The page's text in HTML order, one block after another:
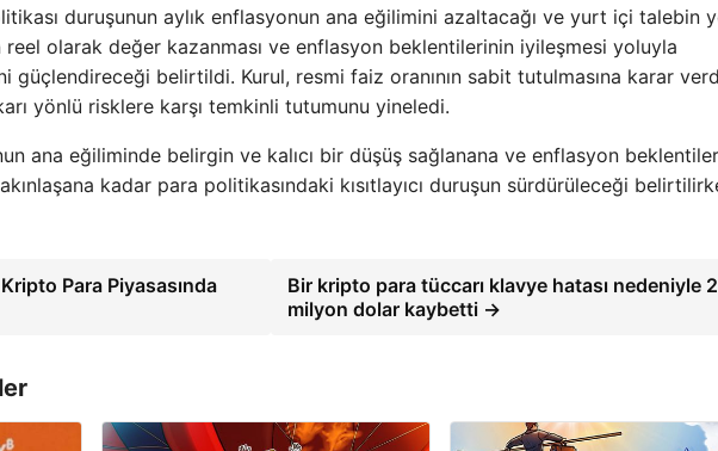
duruşunun aylık enflasyonun ana eğilimini azaltacağı ve yurt içi talebin
reel olarak değer kazanması ve enflasyon beklentilerinin iyileşmesi yoluyla
güçlendireceği belirtildi. Kurul, resmi faiz oranının sabit tutulmasına karar
yönlü risklere karşı temkinli tutumunu yineledi.
ana eğiliminde belirgin ve kalıcı bir düşüş sağlanana ve enflasyon
kadar para politikasındaki kısıtlayıcı duruşun sürdürüleceği
Para Piyasasında
Bir kripto para tüccarı klavye hatası nedeniyle
milyon dolar kaybetti →